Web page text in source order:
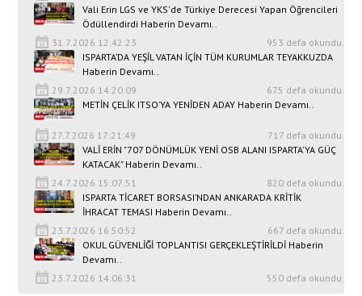
Vali Erin LGS ve YKS'de Türkiye Derecesi Yapan Öğrencileri
Ödüllendirdi Haberin Devamı..
31.7.2026 12:42:23
953 defa okundu.
ISPARTA’DA YEŞİL VATAN İÇİN TÜM KURUMLAR TEYAKKUZDA
Haberin Devamı..
29.7.2026 14:20:09
675 defa okundu.
METİN ÇELİK ITSO’YA YENİDEN ADAY Haberin Devamı..
27.7.2026 17:21:49
717 defa okundu.
VALİ ERİN "707 DÖNÜMLÜK YENİ OSB ALANI ISPARTA'YA GÜÇ
KATACAK" Haberin Devamı..
24.7.2026 15:07:51
820 defa okundu.
ISPARTA TİCARET BORSASI’NDAN ANKARA’DA KRİTİK
İHRACAT TEMASI Haberin Devamı..
23.7.2026 16:50:52
667 defa okundu.
OKUL GÜVENLİĞİ TOPLANTISI GERÇEKLEŞTİRİLDİ Haberin
Devamı..
23.7.2026 14:06:31
550 defa okundu.